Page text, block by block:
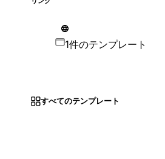
1件のテンプレート
すべてのテンプレート